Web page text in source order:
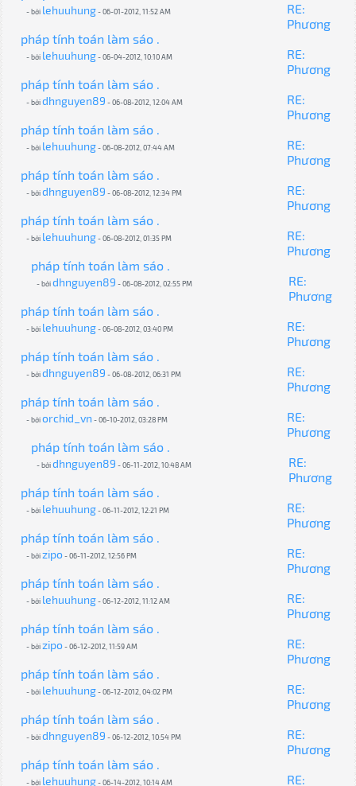
- bởi lehuuhung- 06-01-2012, 11:52 AM
RE:
Phương
pháp tính toán làm sáo .
- bởi lehuuhung- 06-04-2012, 10:10 AM
RE:
Phương
pháp tính toán làm sáo .
- bởidhnguyen89 - 06-08-2012, 12:04 AM
RE:
Phương
pháp tính toán làm sáo .
- bởi lehuuhung- 06-08-2012, 07:44 AM
RE:
Phương
pháp tính toán làm sáo .
- bởidhnguyen89 - 06-08-2012, 12:34 PM
RE:
Phương
pháp tính toán làm sáo .
- bởi lehuuhung- 06-08-2012, 01:35 PM
RE:
Phương
pháp tính toán làm sáo .
- bởidhnguyen89 - 06-08-2012, 02:55 PM
RE:
Phương
pháp tính toán làm sáo .
- bởi lehuuhung- 06-08-2012, 03:40 PM
RE:
Phương
pháp tính toán làm sáo .
- bởidhnguyen89 - 06-08-2012, 06:31 PM
RE:
Phương
pháp tính toán làm sáo .
- bởiorchid_vn - 06-10-2012, 03:28 PM
RE:
Phương
pháp tính toán làm sáo .
- bởidhnguyen89 - 06-11-2012, 10:48 AM
RE:
Phương
pháp tính toán làm sáo .
- bởi lehuuhung- 06-11-2012, 12:21 PM
RE:
Phương
pháp tính toán làm sáo .
- bởizipo- 06-11-2012, 12:56 PM
RE:
Phương
pháp tính toán làm sáo .
- bởi lehuuhung- 06-12-2012, 11:12 AM
RE:
Phương
pháp tính toán làm sáo .
- bởizipo- 06-12-2012, 11:59 AM
RE:
Phương
pháp tính toán làm sáo .
- bởi lehuuhung- 06-12-2012, 04:02 PM
RE:
Phương
pháp tính toán làm sáo .
- bởidhnguyen89 - 06-12-2012, 10:54 PM
RE:
Phương
pháp tính toán làm sáo .
- bởi lehuuhung- 06-14-2012, 10:14 AM
RE: